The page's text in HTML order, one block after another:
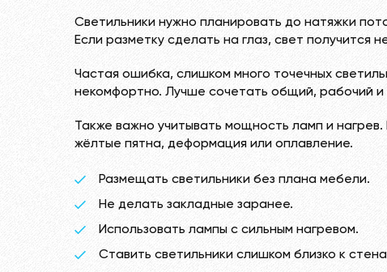
Светильники нужно планировать до натяжки
Если разметку сделать на глаз, свет получится
Частая ошибка, слишком много точечных
некомфортно. Лучше сочетать общий, рабочий и
Также важно учитывать мощность ламп и
жёлтые пятна, деформация или оплавление.
Размещать светильники без плана мебели.
Не делать закладные заранее.
Использовать лампы с сильным нагревом.
Ставить светильники слишком близко к